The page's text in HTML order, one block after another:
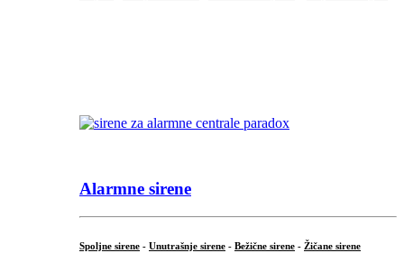
Alarmne sirene
Spoljne sirene - Unutrašnje sirene - Bežične sirene - Žičane sirene